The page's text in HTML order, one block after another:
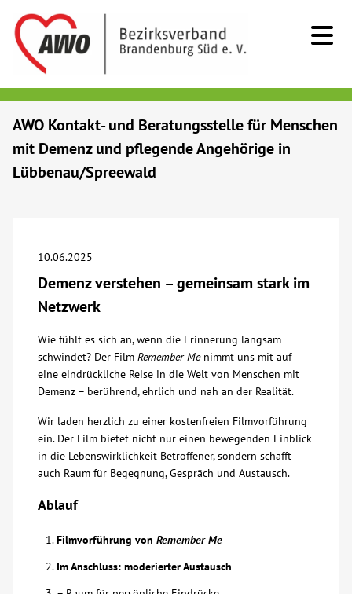
Senioren
Begegnung
Bildung
Über uns
Veranstaltungen
Spenden
Mitmachen
Karriere
AWO Kontakt- und Beratungsstelle für Menschen
mit Demenz und pflegende Angehörige in
Lübbenau/Spreewald
10.06.2025
Demenz verstehen – gemeinsam stark im
Netzwerk
Wie fühlt es sich an, wenn die Erinnerung langsam
schwindet? Der Film Remember Menimmt uns mit auf
eine eindrückliche Reise in die Welt von Menschen mit
Demenz – berührend, ehrlich und nah an der Realität.
Wir laden herzlich zu einer kostenfreien Filmvorführung
ein. Der Film bietet nicht nur einen bewegenden Einblick
in die Lebenswirklichkeit Betroffener, sondern schafft
auch Raum für Begegnung, Gespräch und Austausch.
Ablauf
Filmvorführung von Remember Me
Im Anschluss: moderierter Austausch